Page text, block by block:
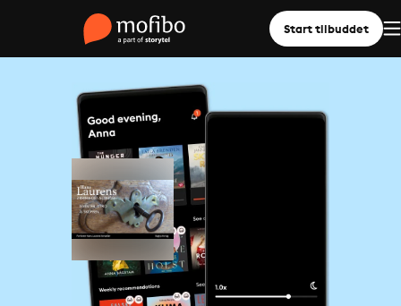
Start tilbuddet